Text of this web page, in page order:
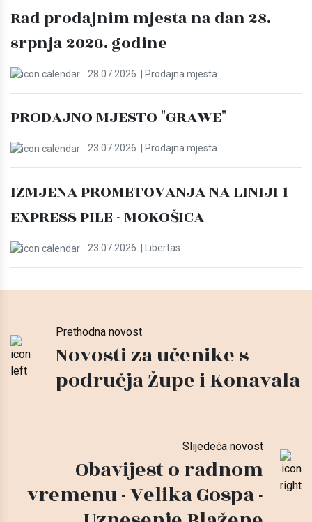
Rad prodajnim mjesta na dan 28.
srpnja 2026. godine
28.07.2026. | Prodajna mjesta
PRODAJNO MJESTO "GRAWE"
23.07.2026. | Prodajna mjesta
IZMJENA PROMETOVANJA NA LINIJI 1
EXPRESS PILE - MOKOŠICA
23.07.2026. | Libertas
Prethodna novost
Novosti za učenike s
područja Župe i Konavala
Slijedeća novost
Obavijest o radnom
vremenu - Velika Gospa -